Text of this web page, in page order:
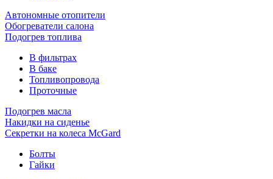
Автономные отопители
Обогреватели салона
Подогрев топлива
В фильтрах
В баке
Топливопровода
Проточные
Подогрев масла
Накидки на сиденье
Секретки на колеса McGard
Болты
Гайки